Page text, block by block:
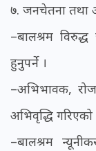
७. जनचेतना तथा
–बालश्रम
हुनुपर्ने ।
–अभिभावक,
अभिवृद्धि गरिएको
–बालश्रम